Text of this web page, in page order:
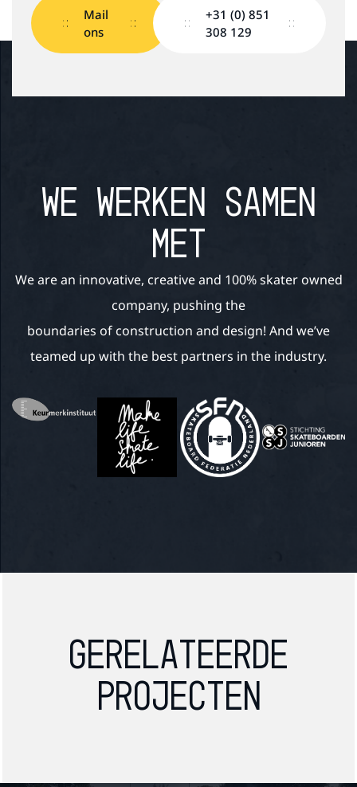
Mail
ons
+31 (0) 851
308 129
WE WERKEN SAMEN
MET
We are an innovative, creative and 100% skater owned
company, pushing the
boundaries of construction and design! And we’ve
teamed up with the best partners in the industry.
Gerelateerde
projecten